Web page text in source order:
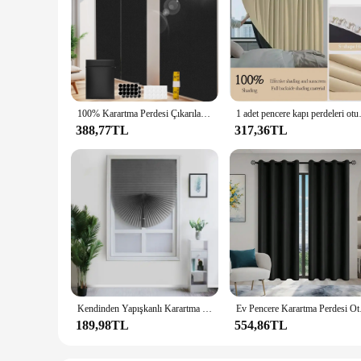
100% Karartma Perdesi Çıkarılabilir Taşınabilir Seyahat DIY Engelleme cam filmi Oturma Odası Ev Için deliksiz Hiçbir Matkap Siyah Kumaş
388,77TL
1 adet pencere
317,36TL
Kendinden Yapışkanlı Karartma Dokunmamış Kumaş Perde Pileli Kör Gölge Yarım Karartma Oturma Odası Yatak Odası Banyo Dekorasyon
189,98TL
Ev Pencere
554,86TL